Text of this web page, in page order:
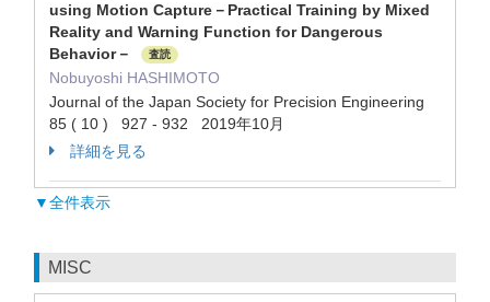
using Motion Capture－Practical Training by Mixed
Reality and Warning Function for Dangerous
Behavior－
査読
Nobuyoshi HASHIMOTO
Journal of the Japan Society for Precision Engineering
85 ( 10 ) 927 - 932 2019年10月
詳細を見る
▼全件表示
MISC